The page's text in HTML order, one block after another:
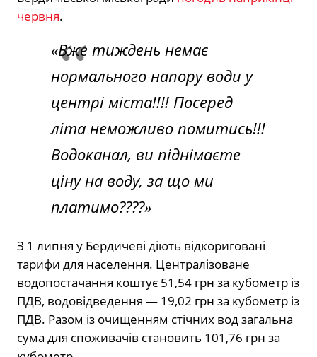
червня.
«Вже тиждень немає
нормального напору води у
центрі міста!!!! Посеред
літа неможливо помитись!!!
Водоканал, ви піднімаєте
ціну на воду, за що ми
платимо????»
З 1 липня у Бердичеві діють відкориговані
тарифи для населення. Централізоване
водопостачання коштує 51,54 грн за кубометр із
ПДВ, водовідведення — 19,02 грн за кубометр із
ПДВ. Разом із очищенням стічних вод загальна
сума для споживачів становить 101,76 грн за